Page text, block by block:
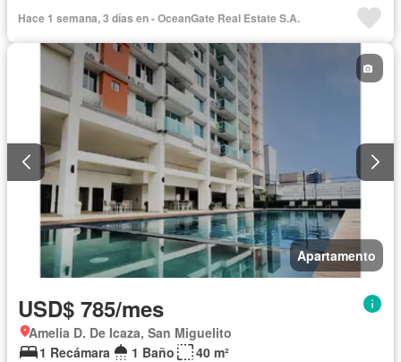
Ascensor
Gas natural Vista panorámica
Seguridad
Piscina
Agua
Hace 1 semana, 3 días en - OceanGate Real Estate S.A.
Apartamento
USD$ 785/mes
Amelia D. De Icaza, San Miguelito
1 Recámara
1 Baño
40 m²